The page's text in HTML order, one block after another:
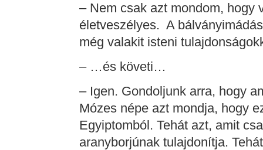
– Nem csak azt mondom, hogy
életveszélyes. A
még valakit isteni
– …és követi…
– Igen. Gondoljunk arra, hogy
Mózes népe azt mondja, hogy
Egyiptomból. Tehát azt, amit
aranyborjúnak tulajdonítja.